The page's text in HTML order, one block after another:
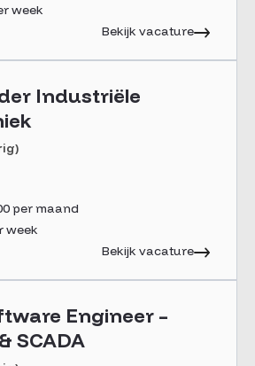
week
Bekijk vacature
Industriële
per maand
week
Bekijk vacature
Engineer –
SCADA